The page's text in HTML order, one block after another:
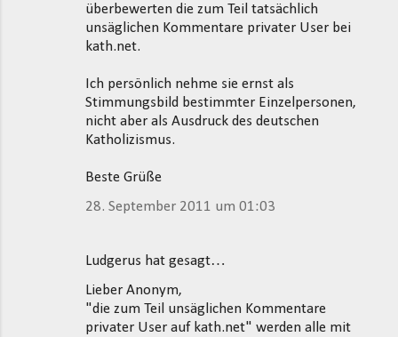
überbewerten die zum Teil tatsächlich
unsäglichen Kommentare privater User bei
kath.net.
Ich persönlich nehme sie ernst als
Stimmungsbild bestimmter Einzelpersonen,
nicht aber als Ausdruck des deutschen
Katholizismus.
Beste Grüße
28. September 2011 um 01:03
Ludgerus hat gesagt…
Lieber Anonym,
"die zum Teil unsäglichen Kommentare
privater User auf kath.net" werden alle mit